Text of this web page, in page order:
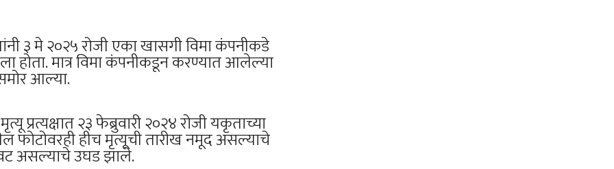
३ मे २०२५ रोजी एका खासगी विमा कंपनीकडे
होता. मात्र विमा कंपनीकडून करण्यात आलेल्या
आल्या.
प्रत्यक्षात २३ फेब्रुवारी २०२४ रोजी यकृताच्या
फोटोवरही हीच मृत्यूची तारीख नमूद असल्याचे
असल्याचे उघड झाले.